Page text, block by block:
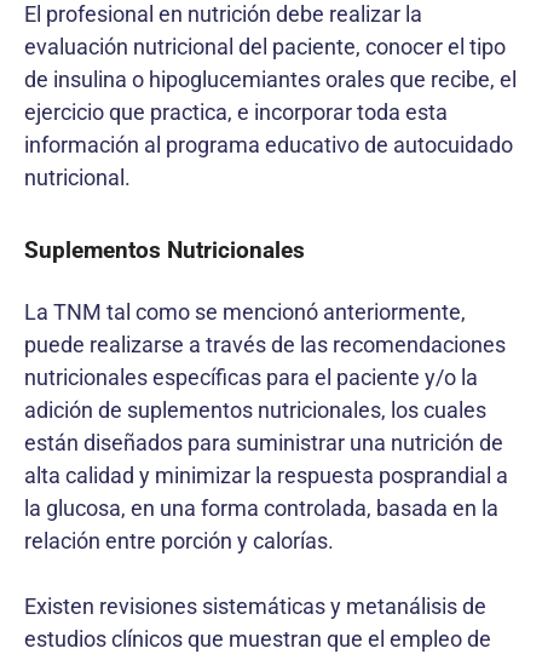
El profesional en nutrición debe realizar la
evaluación nutricional del paciente, conocer el tipo
de insulina o hipoglucemiantes orales que recibe, el
ejercicio que practica, e incorporar toda esta
información al programa educativo de autocuidado
nutricional.
Suplementos Nutricionales
La TNM tal como se mencionó anteriormente,
puede realizarse a través de las recomendaciones
nutricionales específicas para el paciente y/o la
adición de suplementos nutricionales, los cuales
están diseñados para suministrar una nutrición de
alta calidad y minimizar la respuesta posprandial a
la glucosa, en una forma controlada, basada en la
relación entre porción y calorías.
Existen revisiones sistemáticas y metanálisis de
estudios clínicos que muestran que el empleo de